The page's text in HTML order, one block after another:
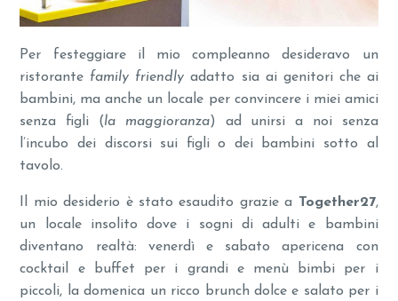
Per festeggiare il mio compleanno desideravo un
ristorante family friendly adatto sia ai genitori che ai
bambini, ma anche un locale per convincere i miei amici
senza figli (la maggioranza) ad unirsi a noi senza
l’incubo dei discorsi sui figli o dei bambini sotto al
tavolo.
Il mio desiderio è stato esaudito grazie a Together27,
un locale insolito dove i sogni di adulti e bambini
diventano realtà: venerdì e sabato apericena con
cocktail e buffet per i grandi e menù bimbi per i
piccoli, la domenica un ricco brunch dolce e salato per i